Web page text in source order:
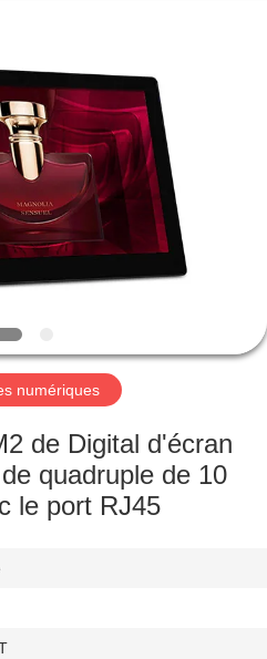
numériques
de Digital d'écran
quadruple de 10
le port RJ45